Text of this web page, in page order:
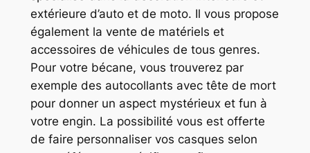
extérieure d’auto et de moto. Il vous propose
également la vente de matériels et
accessoires de véhicules de tous genres.
Pour votre bécane, vous trouverez par
exemple des autocollants avec tête de mort
pour donner un aspect mystérieux et fun à
votre engin. La possibilité vous est offerte
de faire personnaliser vos casques selon